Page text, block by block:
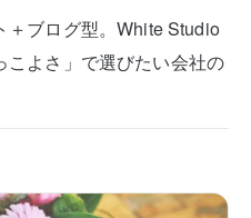
＋ブログ型。White Studio
よさ」で選びたい会社の